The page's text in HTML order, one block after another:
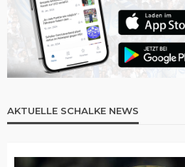
AKTUELLE SCHALKE NEWS